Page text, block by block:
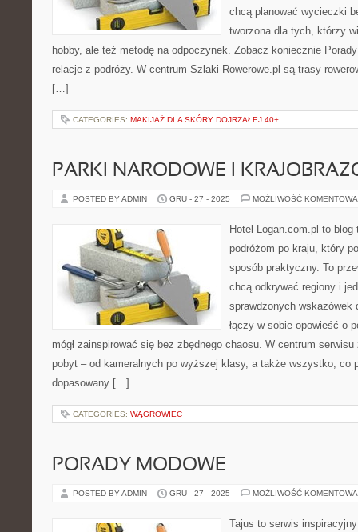
chcą planować wycieczki
tworzona dla tych, którzy
hobby, ale też metodę na odpoczynek. Zobacz koniecznie
relacje z podróży. W centrum Szlaki-Rowerowe.pl są trasy
[…]
CATEGORIES: MAKIJAŻ DLA SKÓRY DOJRZAŁEJ 40+
PARKI NARODOWE I
POSTED BY ADMIN GRU - 27 - 2025 MOŻLIWOŚĆ
Hotel-Logan.com.pl to
podróżom po kraju, który
sposób praktyczny. To
chcą odkrywać regiony i
sprawdzonych
łączy w sobie opowieść o
mógł zainspirować się bez zbędnego chaosu. W centrum
pobyt – od kameralnych po wyższej klasy, a także wszystko, co
dopasowany […]
CATEGORIES: WĄGROWIEC
PORADY MODOWE
POSTED BY ADMIN GRU - 27 - 2025 MOŻLIWOŚĆ
Tajus to serwis